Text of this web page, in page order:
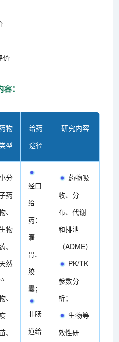
价
：
物
类型
给药
途径
研究内容
分
药
、
生物
、
天然
产
、
、
经口
给
药：
灌
胃、
胶
囊；
非肠
道给
药物吸
收、分
布、代谢
和排泄
（ADME）
PK/TK
参数分
析；
生物等
效性研